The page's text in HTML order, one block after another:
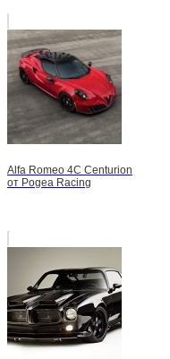
Alfa Romeo 4C Centurion
от Pogea Racing